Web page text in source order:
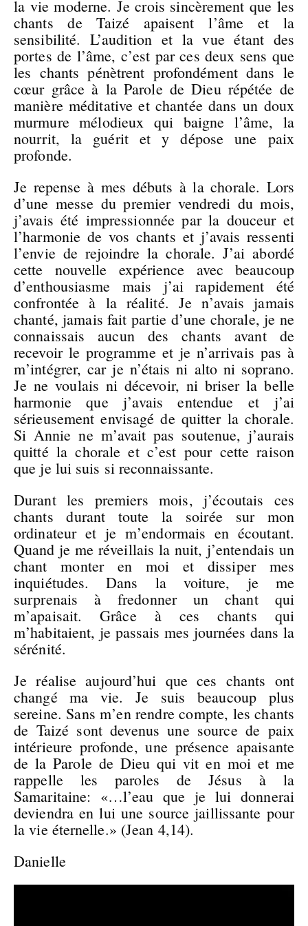
la vie moderne. Je crois sincèrement que les
chants de Taizé apaisent l’âme et la
sensibilité. L’audition et la vue étant des
portes de l’âme, c’est par ces deux sens que
les chants pénètrent profondément dans le
cœur grâce à la Parole de Dieu répétée de
manière méditative et chantée dans un doux
murmure mélodieux qui baigne l’âme, la
nourrit, la guérit et y dépose une paix
profonde.
Je repense à mes débuts à la chorale. Lors
d’une messe du premier vendredi du mois,
j’avais été impressionnée par la douceur et
l’harmonie de vos chants et j’avais ressenti
l’envie de rejoindre la chorale. J’ai abordé
cette nouvelle expérience avec beaucoup
d’enthousiasme mais j’ai rapidement été
confrontée à la réalité. Je n’avais jamais
chanté, jamais fait partie d’une chorale, je ne
connaissais aucun des chants avant de
recevoir le programme et je n’arrivais pas à
m’intégrer, car je n’étais ni alto ni soprano.
Je ne voulais ni décevoir, ni briser la belle
harmonie que j’avais entendue et j’ai
sérieusement envisagé de quitter la chorale.
Si Annie ne m’avait pas soutenue, j’aurais
quitté la chorale et c’est pour cette raison
que je lui suis si reconnaissante.
Durant les premiers mois, j’écoutais ces
chants durant toute la soirée sur mon
ordinateur et je m’endormais en écoutant.
Quand je me réveillais la nuit, j’entendais un
chant monter en moi et dissiper mes
inquiétudes. Dans la voiture, je me
surprenais à fredonner un chant qui
m’apaisait. Grâce à ces chants qui
m’habitaient, je passais mes journées dans la
sérénité.
Je réalise aujourd’hui que ces chants ont
changé ma vie. Je suis beaucoup plus
sereine. Sans m’en rendre compte, les chants
de Taizé sont devenus une source de paix
intérieure profonde, une présence apaisante
de la Parole de Dieu qui vit en moi et me
rappelle les paroles de Jésus à la
Samaritaine: «…l’eau que je lui donnerai
deviendra en lui une source jaillissante pour
la vie éternelle.» (Jean 4,14).
Danielle